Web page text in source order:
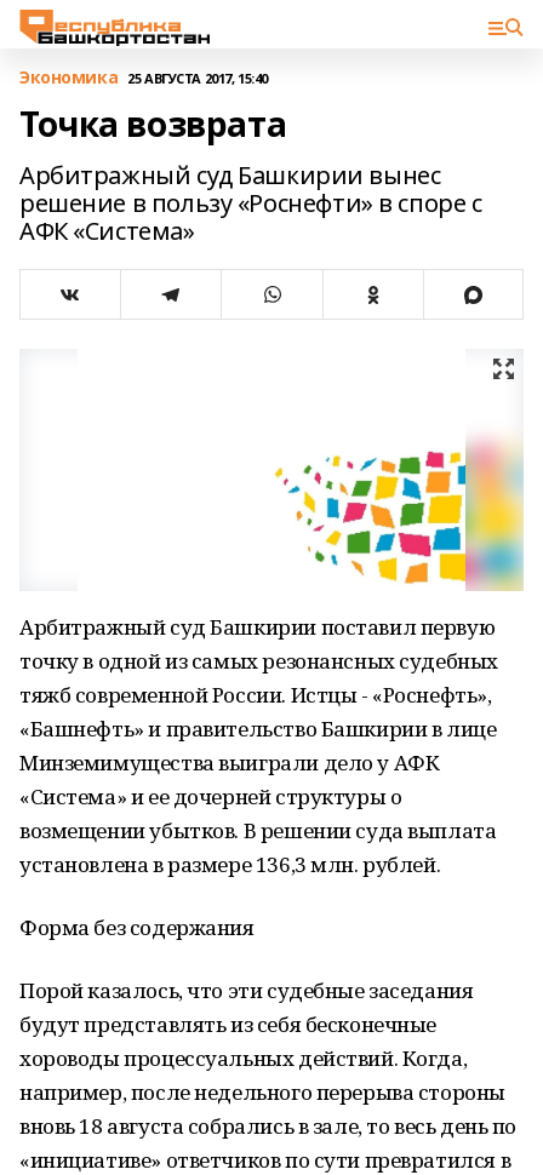
Экономика 25 АВГУСТА 2017, 15:40
Точка возврата
Арбитражный суд Башкирии вынес
решение в пользу «Роснефти» в споре с
АФК «Система»
Арбитражный суд Башкирии поставил первую
точку в одной из самых резонансных судебных
тяжб современной России. Истцы - «Роснефть»,
«Башнефть» и правительство Башкирии в лице
Минземимущества выиграли дело у АФК
«Система» и ее дочерней структуры о
возмещении убытков. В решении суда выплата
установлена в размере 136,3 млн. рублей.
Форма без содержания
Порой казалось, что эти судебные заседания
будут представлять из себя бесконечные
хороводы процессуальных действий. Когда,
например, после недельного перерыва стороны
вновь 18 августа собрались в зале, то весь день по
«инициативе» ответчиков по сути превратился в